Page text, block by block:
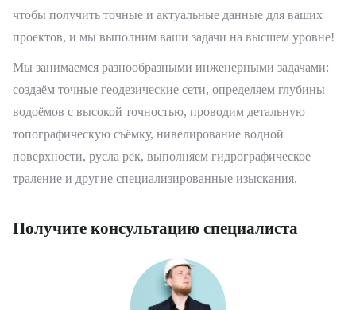
чтобы получить точные и актуальные данные для ваших
проектов, и мы выполним ваши задачи на высшем уровне!
Мы занимаемся разнообразными инженерными задачами:
создаём точные геодезические сети, определяем глубины
водоёмов с высокой точностью, проводим детальную
топографическую съёмку, нивелирование водной
поверхности, русла рек, выполняем гидрографическое
траление и другие специализированные изыскания.
Получите консультацию специалиста